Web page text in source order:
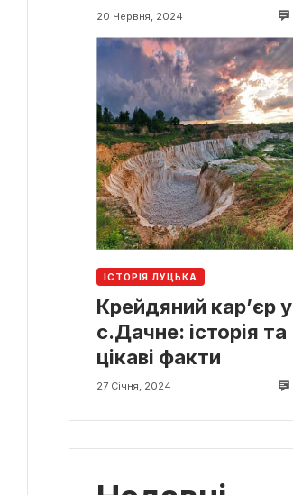
20 Червня, 2024
ІСТОРІЯ ЛУЦЬКА
Крейдяний кар’єр у
с.Дачне: історія та
цікаві факти
27 Січня, 2024